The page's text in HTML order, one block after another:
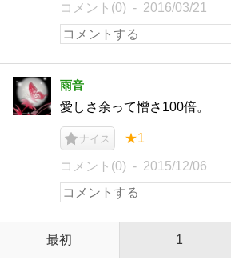
コメント(0) 2016/03/21
雨音
愛しさ余って憎さ100倍。
ナイス ★1
コメント(0) 2015/12/06
最初 1